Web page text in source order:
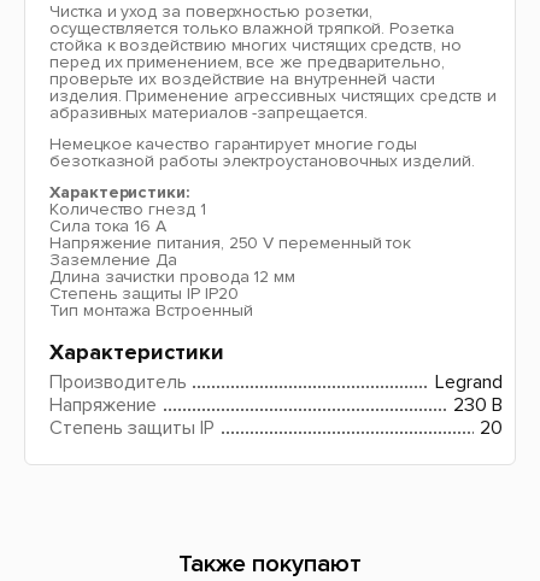
Чистка и уход за поверхностью розетки,
осуществляется только влажной тряпкой. Розетка
стойка к воздействию многих чистящих средств, но
перед их применением, все же предварительно,
проверьте их воздействие на внутренней части
изделия. Применение агрессивных чистящих средств и
абразивных материалов -запрещается.
Немецкое качество гарантирует многие годы
безотказной работы электроустановочных изделий.
Характеристики:
Количество гнезд 1
Сила тока 16 A
Напряжение питания, 250 V переменный ток
Заземление Да
Длина зачистки провода 12 мм
Степень защиты IP IP20
Тип монтажа Встроенный
Характеристики
Производитель
Legrand
Напряжение
230 В
Степень защиты IP
20
Также покупают